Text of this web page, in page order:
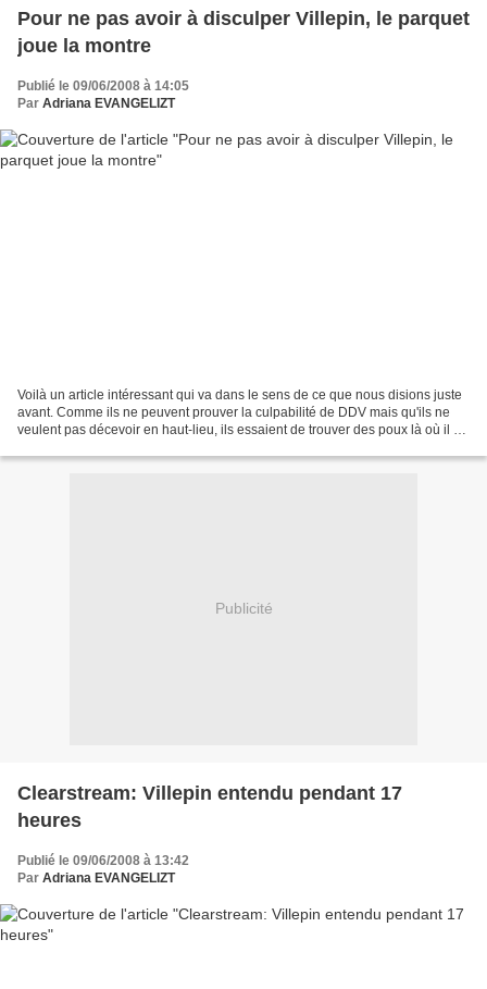
Pour ne pas avoir à disculper Villepin, le parquet
joue la montre
Publié le 09/06/2008 à 14:05
Par Adriana EVANGELIZT
Voilà un article intéressant qui va dans le sens de ce que nous disions juste
avant. Comme ils ne peuvent prouver la culpabilité de DDV mais qu'ils ne
veulent pas décevoir en haut-lieu, ils essaient de trouver des poux là où il n'y
Publicité
Clearstream: Villepin entendu pendant 17
heures
Publié le 09/06/2008 à 13:42
Par Adriana EVANGELIZT